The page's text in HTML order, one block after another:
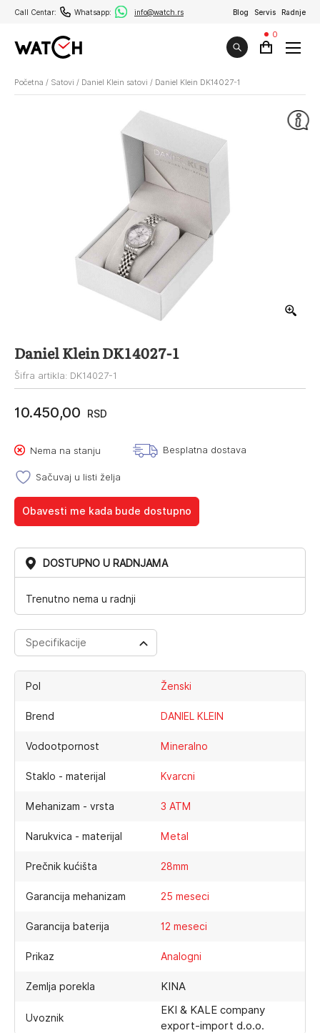
Call Centar: Whatsapp: info@watch.rs Blog Servis Radnje
0
Početna / Satovi / Daniel Klein satovi / Daniel Klein DK14027-1
Daniel Klein DK14027-1
Šifra artikla: DK14027-1
10.450,00 RSD
Nema na stanju Besplatna dostava
Sačuvaj u listi želja
Obavesti me kada bude dostupno
DOSTUPNO U RADNJAMA
Trenutno nema u radnji
Specifikacije
Pol Ženski
Brend DANIEL KLEIN
Vodootpornost Mineralno
Staklo - materijal Kvarcni
Mehanizam - vrsta 3 ATM
Narukvica - materijal Metal
Prečnik kućišta 28mm
Garancija mehanizam 25 meseci
Garancija baterija 12 meseci
Prikaz Analogni
Zemlja porekla KINA
Uvoznik
EKI & KALE company
export-import d.o.o.